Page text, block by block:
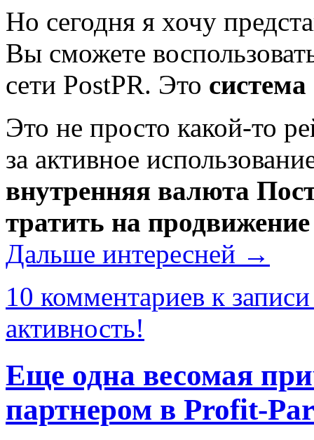
Но сегодня я хочу
Вы сможете
сети PostPR. Это
Это не просто какой-то
за активное
внутренняя валюта
тратить на
Дальше интересней →
10 комментариев к
активность!
Еще одна весомая
партнером в Profit-